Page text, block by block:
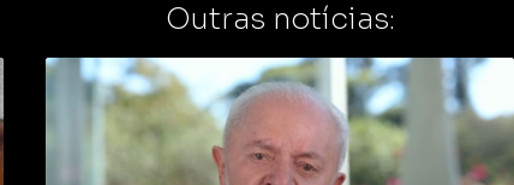
Outras notícias: